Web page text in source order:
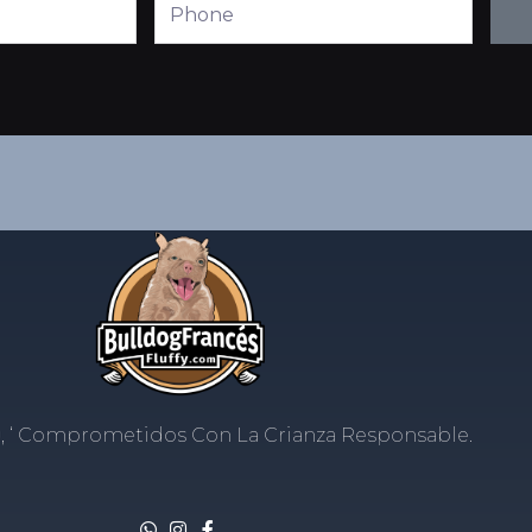
‘ Comprometidos Con La Crianza Responsable.